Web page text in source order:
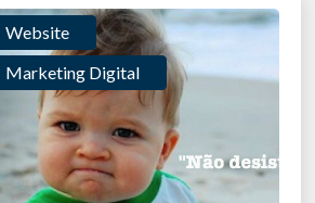
Website
Marketing Digital